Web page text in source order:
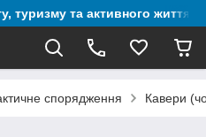
туризму та активного життя
спорядження Кавери